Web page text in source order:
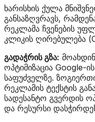
ხარისხის ქულა
განსაზღვრავს,
რეკლამა ჩვენების
კლიკის ღირებულება
გადაჭრის გზა:
ოპტიმიზაცია Google-
საფუძველზე.
რეკლამის ტექსტის
სადესანტო გვერდის
და რესურსი